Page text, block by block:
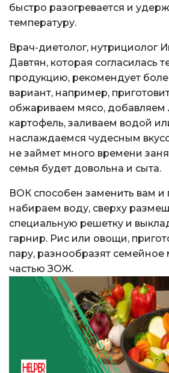
быстро разогревается и
температуру.
Врач-диетолог, нутрициолог
Давтян, которая согласилась
продукцию, рекомендует
вариант, например,
обжариваем мясо, добавляем
картофель, заливаем водой
наслаждаемся чудесным
не займет много времени
семья будет довольна и сыта.
ВОК способен заменить вам и
набираем воду, сверху
специальную решетку и
гарнир. Рис или овощи,
пару, разнообразят
частью ЗОЖ.